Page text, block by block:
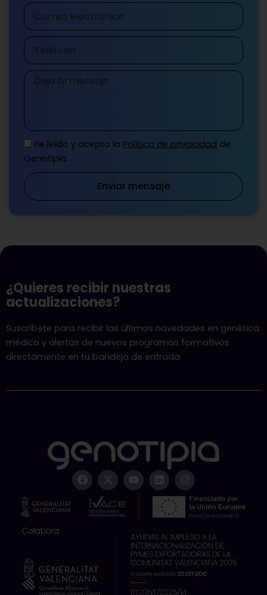
Correo
electrónico
Teléfono
Mensaje
He leído y acepto la Política de privacidad de
Genotipia
Enviar mensaje
¿Quieres recibir nuestras
actualizaciones?
Suscríbete para recibir las últimas novedades en genética
médica y alertas de nuevos programas formativos
directamente en tu bandeja de entrada
F
a
c
X
-
t
w
i
Y
o
u
e
L
i
n
k
e
i
n
I
n
s
a
r
a
m